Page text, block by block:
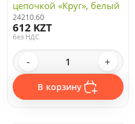
цепочкой «Круг», белый
24210.60
612 KZT
без НДС
- +
В корзину